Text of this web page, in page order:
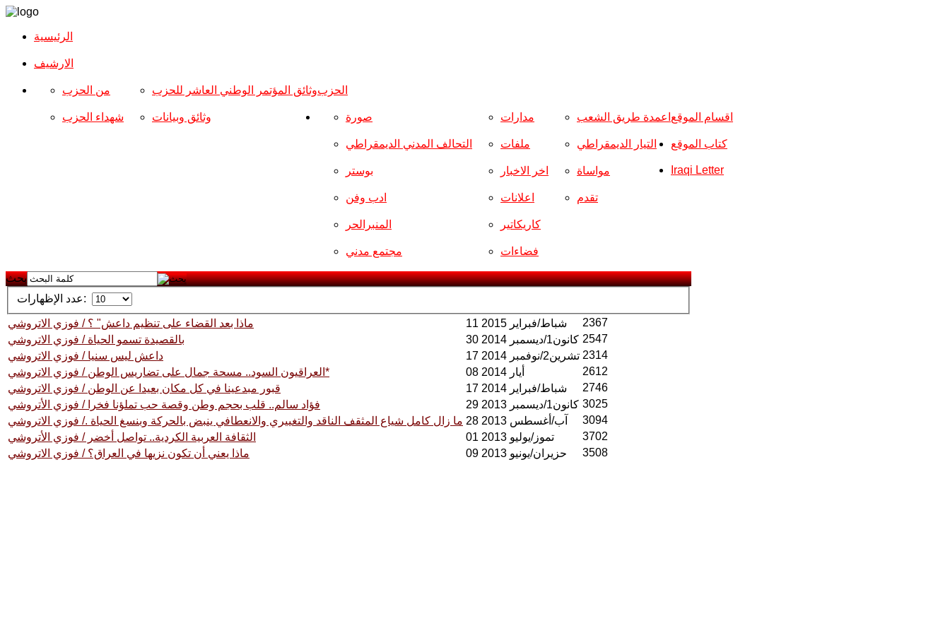
الرئيسية
الارشیف
الحزب من الحزب
شهداء الحزب
وثائق المؤتمر الوطني العاشر للحزب
وثائق وبيانات اقسام الموقع صورة
التحالف المدني الديمقراطي
بوستر
ادب وفن
المنبرالحر
مجتمع مدني
مدارات
ملفات
اخر الاخبار
اعلانات
كاريكاتير
فضاءات
اعمدة طريق الشعب
التيار الديمقراطي
مواساة
تقدم
كتاب الموقع
Iraqi Letter
بحث
عدد الإظهارات:
ماذا بعد القضاء على تنظيم داعش" ؟ / فوزي الاتروشي 11 شباط/فبراير 2015
2367
بالقصيدة تسمو الحياة / فوزي الاتروشي
30 كانون1/ديسمبر 2014 2547
داعش ليس سنيا / فوزي الاتروشي
17 تشرين2/نوفمبر 2014 2314
العراقيون السود.. مسحة جمال على تضاريس الوطن / فوزي الاتروشي*
08 أيار 2014
2612
قبور مبدعينا في كل مكان بعيدا عن الوطن / فوزي الاتروشي
17 شباط/فبراير 2014
2746
فؤاد سالم.. قلب بحجم وطن وقصة حب تملؤنا فخرا / فوزي الأتروشي
29 كانون1/ديسمبر 2013 3025
ما زال كامل شياع المثقف الناقد والتغييري والانعطافي ينبض بالحركة وبنسغ الحياة ./ فوزي الاتروشي
28 آب/أغسطس 2013
3094
الثقافة العربية الكردية.. تواصل أخضر / فوزي الأتروشي
01 تموز/يوليو 2013
3702
ماذا يعني أن تكون نزيها في العراق؟ / فوزي الاتروشي
09 حزيران/يونيو 2013 3508